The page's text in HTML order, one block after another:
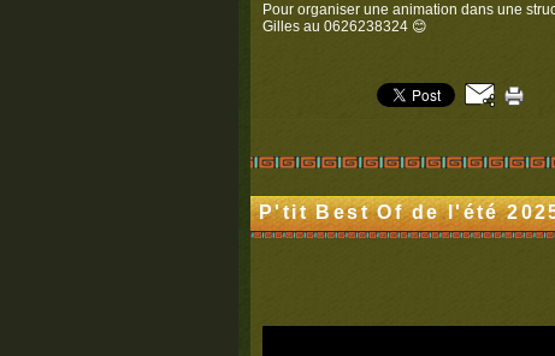
Pour organiser une animation dans une
Gilles au 0626238324 😊
P'tit Best Of de l'été